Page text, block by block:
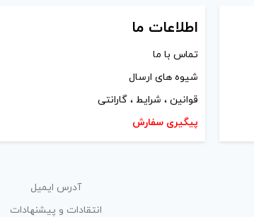
اطلاعات ما
تماس با ما
شیوه های ارسال
قوانین ، شرایط ، گارانتی
پیگیری سفارش
آدرس ایمیل
انتقادات و پیشنهادات